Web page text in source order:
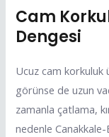
Cam
Dengesi
Ucuz cam korkuluk
görünse de uzun
zamanla çatlama,
nedenle